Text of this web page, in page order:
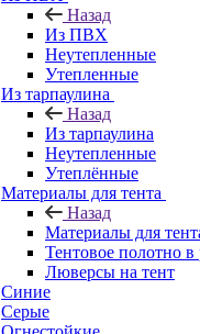
Назад
Из ПВХ
Неутепленные
Утепленные
Из тарпаулина
Назад
Из тарпаулина
Неутепленные
Утеплённые
Материалы для тента
Назад
Материалы для
Тентовое полотно в
Люверсы на тент
Синие
Серые